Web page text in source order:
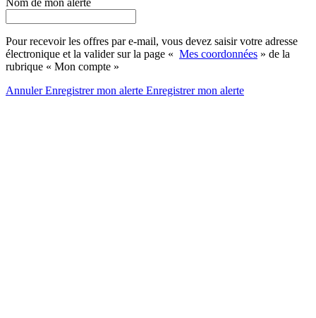
Pour recevoir les offres par e-mail, vous devez saisir votre adresse
électronique et la valider sur la page « Mes coordonnées » de la
rubrique « Mon compte »
AnnulerEnregistrer mon alerte Enregistrermon alerte